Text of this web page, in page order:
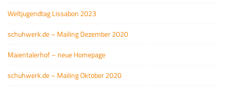
Weltjugendtag Lissabon 2023
schuhwerk.de – Mailing Dezember 2020
Maientalerhof – neue Homepage
schuhwerk.de – Mailing Oktober 2020